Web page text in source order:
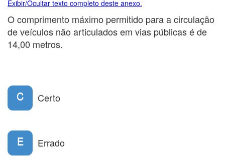
trânsito, julgue os itens subsequentes.
Exibir/Ocultar texto completo deste anexo.
O comprimento máximo permitido para a circulação
de veículos não articulados em vias públicas é de
14,00 metros.
C Certo
E Errado